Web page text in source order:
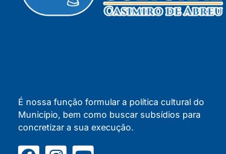
É nossa função formular a política cultural do
Município, bem como buscar subsídios para
concretizar a sua execução.